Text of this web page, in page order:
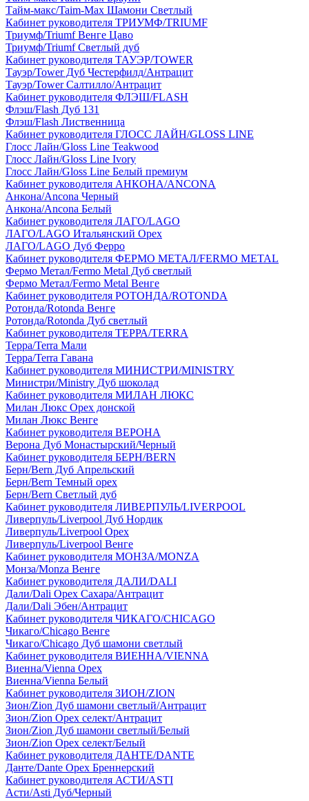
Тайм-макс/Taim-Max Шамони Светлый
Кабинет руководителя ТРИУМФ/TRIUMF
Триумф/Triumf Венге Цаво
Триумф/Triumf Светлый дуб
Кабинет руководителя ТАУЭР/TOWER
Тауэр/Tower Дуб Честерфилд/Антрацит
Тауэр/Tower Салтилло/Антрацит
Кабинет руководителя ФЛЭШ/FLASH
Флэш/Flash Дуб 131
Флэш/Flash Лиственница
Кабинет руководителя ГЛОСС ЛАЙН/GLOSS LINE
Глосс Лайн/Gloss Line Teakwood
Глосс Лайн/Gloss Line Ivory
Глосс Лайн/Gloss Line Белый премиум
Кабинет руководителя АНКОНА/ANCONA
Анкона/Ancona Черный
Анкона/Ancona Белый
Кабинет руководителя ЛАГО/LAGO
ЛАГО/LAGO Итальянский Орех
ЛАГО/LAGO Дуб Ферро
Кабинет руководителя ФЕРМО МЕТАЛ/FERMO METAL
Фермо Метал/Fermo Metal Дуб светлый
Фермо Метал/Fermo Metal Венге
Кабинет руководителя РОТОНДА/ROTONDA
Ротонда/Rotonda Венге
Ротонда/Rotonda Дуб светлый
Кабинет руководителя ТЕРРА/TERRA
Терра/Terra Мали
Терра/Terra Гавана
Кабинет руководителя МИНИСТРИ/MINISTRY
Министри/Ministry Дуб шоколад
Кабинет руководителя МИЛАН ЛЮКС
Милан Люкс Орех донской
Милан Люкс Венге
Кабинет руководителя ВЕРОНА
Верона Дуб Монастырский/Черный
Кабинет руководителя БЕРН/BERN
Берн/Bern Дуб Апрельский
Берн/Bern Темный орех
Берн/Bern Светлый дуб
Кабинет руководителя ЛИВЕРПУЛЬ/LIVERPOOL
Ливерпуль/Liverpool Дуб Нордик
Ливерпуль/Liverpool Орех
Ливерпуль/Liverpool Венге
Кабинет руководителя МОНЗА/MONZA
Монза/Monza Венге
Кабинет руководителя ДАЛИ/DALI
Дали/Dali Орех Cахара/Антрацит
Дали/Dali Эбен/Антрацит
Кабинет руководителя ЧИКАГО/CHICAGO
Чикаго/Chicago Венге
Чикаго/Chicago Дуб шамони светлый
Кабинет руководителя ВИЕННА/VIENNA
Виенна/Vienna Орех
Виенна/Vienna Белый
Кабинет руководителя ЗИОН/ZION
Зион/Zion Дуб шамони светлый/Антрацит
Зион/Zion Орех селект/Антрацит
Зион/Zion Дуб шамони светлый/Белый
Зион/Zion Орех селект/Белый
Кабинет руководителя ДАНТЕ/DANTE
Данте/Dante Орех Бреннерский
Кабинет руководителя АСТИ/ASTI
Асти/Asti Дуб/Черный